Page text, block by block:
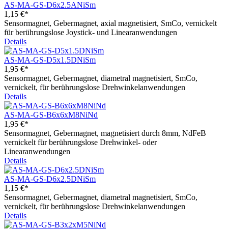
AS-MA-GS-D6x2.5ANiSm
1,15 €*
Sensormagnet, Gebermagnet, axial magnetisiert, SmCo, vernickelt
für berührungslose Joystick- und Linearanwendungen
Details
AS-MA-GS-D5x1.5DNiSm
1,95 €*
Sensormagnet, Gebermagnet, diametral magnetisiert, SmCo,
vernickelt, für berührungslose Drehwinkelanwendungen
Details
AS-MA-GS-B6x6xM8NiNd
1,95 €*
Sensormagnet, Gebermagnet, magnetisiert durch 8mm, NdFeB
vernickelt für berührungslose Drehwinkel- oder
Linearanwendungen
Details
AS-MA-GS-D6x2.5DNiSm
1,15 €*
Sensormagnet, Gebermagnet, diametral magnetisiert, SmCo,
vernickelt, für berührungslose Drehwinkelanwendungen
Details